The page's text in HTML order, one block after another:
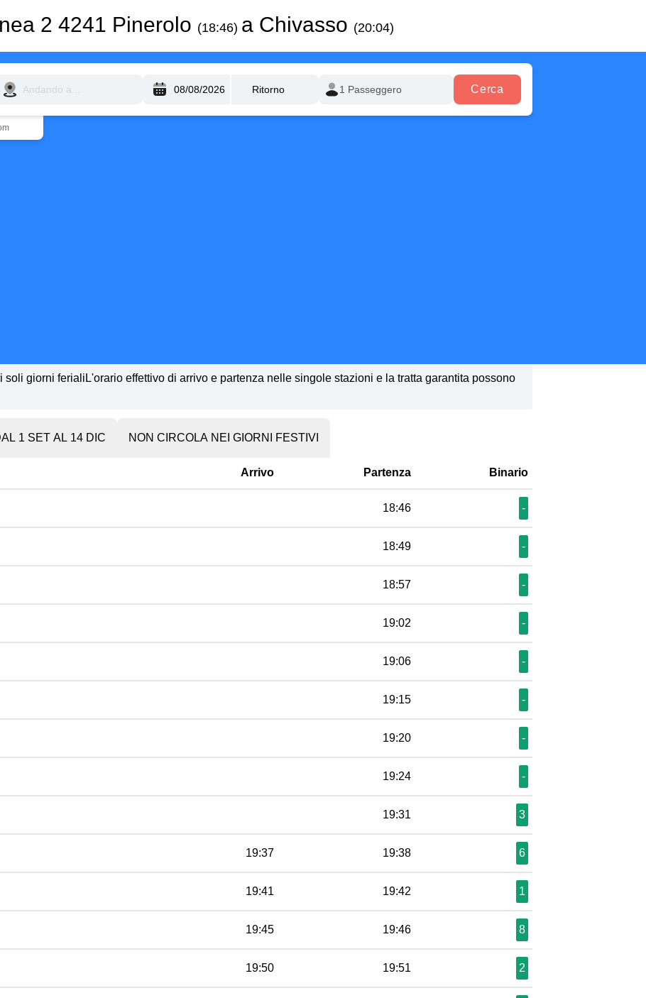
2 4241 Pinerolo (18:46) a Chivasso (20:04)
Cerca
giorni ferialiL'orario effettivo di arrivo e partenza nelle singole stazioni e la tratta garantita possono
1 SET AL 14 DIC NON CIRCOLA NEI GIORNI FESTIVI
Arrivo Partenza Binario
18:46 -
18:49 -
18:57 -
19:02 -
19:06 -
19:15 -
19:20 -
19:24 -
19:31 3
19:37 19:38 6
19:41 19:42 1
19:45 19:46 8
19:50 19:51 2